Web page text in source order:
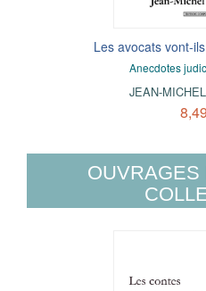
Les avocats vont-
Anecdotes
JEAN-
OUVRAGES